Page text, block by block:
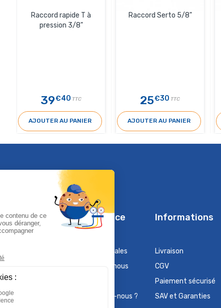
Raccord rapide T à
pression 3/8"
39€40 TTC
AJOUTER AU PANIER
Raccord Serto 5/8"
25€30 TTC
AJOUTER AU PANIER
Climservice
Mentions légales
Contactez-nous
Qui sommes-nous ?
Informations
Livraison
CGV
Paiement sécurisé
SAV et Garanties